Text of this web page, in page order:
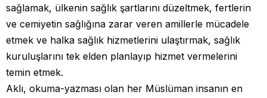
sağlamak, ülkenin sağlık şartlarını düzeltmek, fertlerin
ve cemiyetin sağlığına zarar veren amillerle mücadele
etmek ve halka sağlık hizmetlerini ulaştırmak, sağlık
kuruluşlarını tek elden planlayıp hizmet vermelerini
temin etmek.
Aklı, okuma-yazması olan her Müslüman insanın en